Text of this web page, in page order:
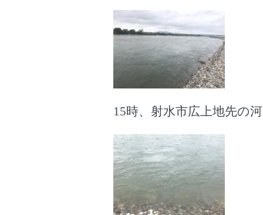
15時、射水市広上地先の